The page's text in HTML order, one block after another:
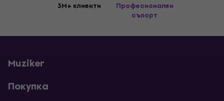
3M+ клиенти
Професионален
съпорт
Muziker
Покупка